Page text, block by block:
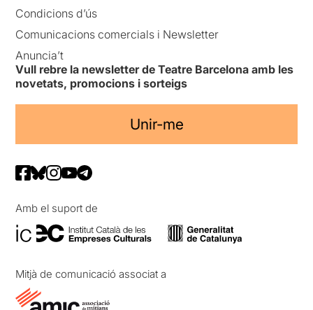
Condicions d’ús
Comunicacions comercials i Newsletter
Anuncia’t
Vull rebre la newsletter de Teatre Barcelona amb les
novetats, promocions i sorteigs
Unir-me
Amb el suport de
Mitjà de comunicació associat a